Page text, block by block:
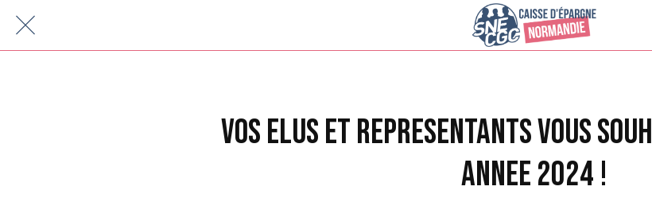
VOS ELUS ET REPRESENTANTS VOUS
ANNEE 2024 !